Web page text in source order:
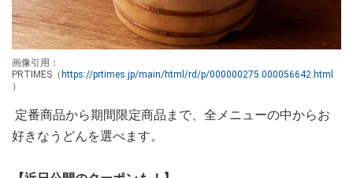
画像引用：
PRTIMES（ https://prtimes.jp/main/html/rd/p/000000275.000056642.html
）
定番商品から期間限定商品まで、全メニューの中からお
好きなうどんを選べます。